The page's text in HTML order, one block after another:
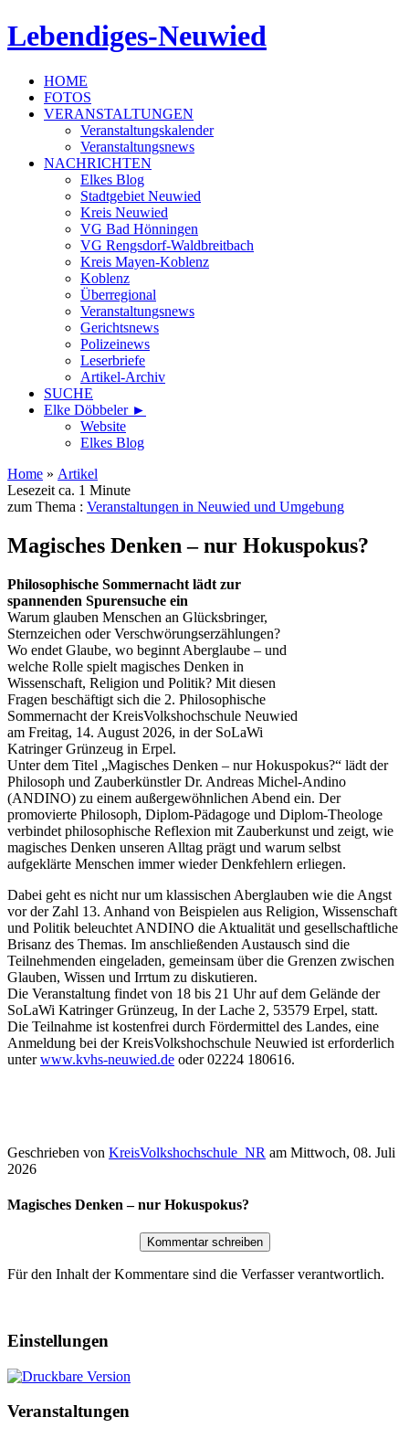
Lebendiges-Neuwied
HOME
FOTOS
VERANSTALTUNGEN
Veranstaltungskalender
Veranstaltungsnews
NACHRICHTEN
Elkes Blog
Stadtgebiet Neuwied
Kreis Neuwied
VG Bad Hönningen
VG Rengsdorf-Waldbreitbach
Kreis Mayen-Koblenz
Koblenz
Überregional
Veranstaltungsnews
Gerichtsnews
Polizeinews
Leserbriefe
Artikel-Archiv
SUCHE
Elke Döbbeler ►
Website
Elkes Blog
Home » Artikel
Lesezeit ca. 1 Minute
zum Thema : Veranstaltungen in Neuwied und Umgebung
Magisches Denken – nur Hokuspokus?
Philosophische Sommernacht lädt zur
spannenden Spurensuche ein
Warum glauben Menschen an Glücksbringer,
Sternzeichen oder Verschwörungserzählungen?
Wo endet Glaube, wo beginnt Aberglaube – und
welche Rolle spielt magisches Denken in
Wissenschaft, Religion und Politik? Mit diesen
Fragen beschäftigt sich die 2. Philosophische
Sommernacht der KreisVolkshochschule Neuwied
am Freitag, 14. August 2026, in der SoLaWi
Katringer Grünzeug in Erpel.
Unter dem Titel „Magisches Denken – nur Hokuspokus?“ lädt der
Philosoph und Zauberkünstler Dr. Andreas Michel-Andino
(ANDINO) zu einem außergewöhnlichen Abend ein. Der
promovierte Philosoph, Diplom-Pädagoge und Diplom-Theologe
verbindet philosophische Reflexion mit Zauberkunst und zeigt, wie
magisches Denken unseren Alltag prägt und warum selbst
aufgeklärte Menschen immer wieder Denkfehlern erliegen.
Dabei geht es nicht nur um klassischen Aberglauben wie die Angst
vor der Zahl 13. Anhand von Beispielen aus Religion, Wissenschaft
und Politik beleuchtet ANDINO die Aktualität und gesellschaftliche
Brisanz des Themas. Im anschließenden Austausch sind die
Teilnehmenden eingeladen, gemeinsam über die Grenzen zwischen
Glauben, Wissen und Irrtum zu diskutieren.
Die Veranstaltung findet von 18 bis 21 Uhr auf dem Gelände der
SoLaWi Katringer Grünzeug, In der Lache 2, 53579 Erpel, statt.
Die Teilnahme ist kostenfrei durch Fördermittel des Landes, eine
Anmeldung bei der KreisVolkshochschule Neuwied ist erforderlich
unterwww.kvhs-neuwied.de oder 02224 180616.
Geschrieben von KreisVolkshochschule_NR am Mittwoch, 08. Juli
2026
Magisches Denken – nur Hokuspokus?
Für den Inhalt der Kommentare sind die Verfasser verantwortlich.
Einstellungen
Veranstaltungen